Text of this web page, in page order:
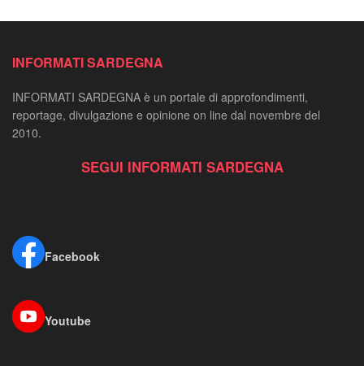
INFORMATI SARDEGNA
INFORMATI SARDEGNA è un portale di approfondimenti,
reportage, divulgazione e opinione on line dal novembre del
2010.
SEGUI INFORMATI SARDEGNA
Facebook
Youtube